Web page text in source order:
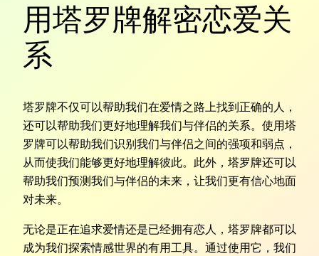
用塔罗牌解密恋爱关
系
塔罗牌不仅可以帮助我们在爱情之路上找到正确的人，
还可以帮助我们更好地理解我们与伴侣的关系。使用塔
罗牌可以帮助我们识别我们与伴侣之间的强项和弱点，
从而使我们能够更好地理解彼此。此外，塔罗牌还可以
帮助我们预测我们与伴侣的未来，让我们更有信心地面
对未来。
无论是正在追求爱情还是已经拥有恋人，塔罗牌都可以
成为我们探索情感世界的有用工具。通过使用它，我们